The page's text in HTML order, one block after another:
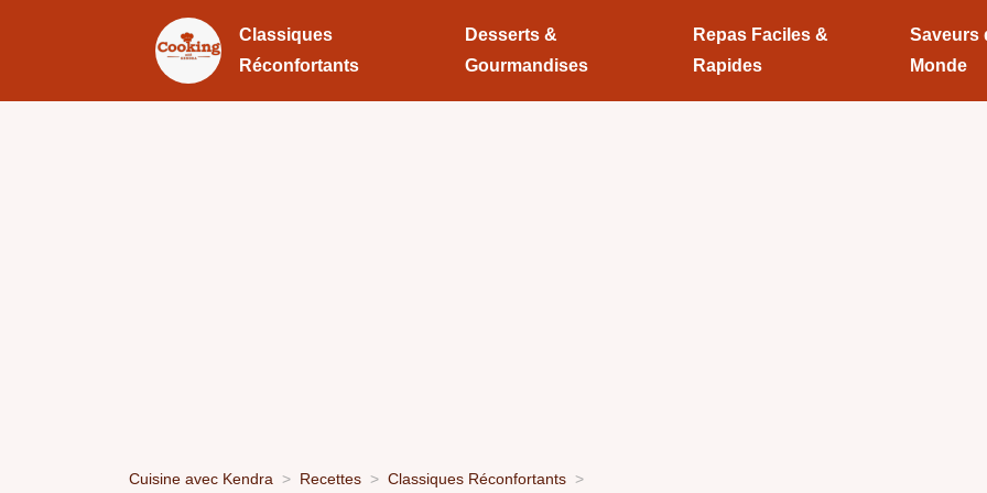
Classiques
Réconfortants
Desserts &
Gourmandises
Repas Faciles &
Rapides
Saveurs
Monde
Cuisine avec Kendra Recettes Classiques Réconfortants